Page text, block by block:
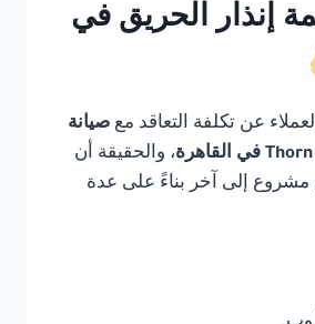
إنذار الحريق في
عن تكلفة التعاقد مع صيانة
، والحقيقة أن
إلى آخر بناءً على عدة